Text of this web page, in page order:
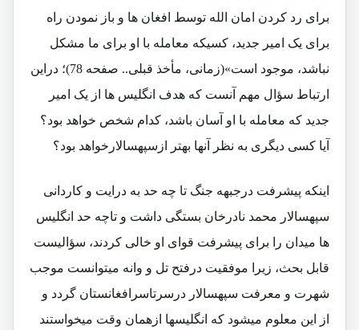
برای رد کردن امان الله توسط افغان ها و باز نمودن راه
برای یک امیر جدید، کسیکه معامله با او برای ما مشکل
نباشد، موجود است»(زمانی، مأخذ قبلی.. صفحه 78)؛ دراین
ارتباط سؤال مهم آنست که هدف انگلیس ها از یک امیر
جدید که معامله با او آسان باشد، کدام شخص خواهد بود؟
آیا کسی دیگری به نظر آنها بهتر ازسپهسالارخواهد بود؟
اینکه پیشرفت درجبهه جنگ تا چه حد به درایت و کاردانی
سپهسالار محمد نادرخان بستگی داشت و تاچه حد انگلیس
ها میدان را برای پیشرفت قوای او خالی کردند، سؤالیست
قابل بحث، زیرا موفقیت درفتح تل و وانه میتوانست موجب
شهرت و معرفت سپهسالار درسرتاسرافغانستان گردد و
از این معلوم میشود که انگلیسها ازهمان وقت میخواستند